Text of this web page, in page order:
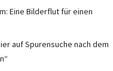
Eine Bilderflut für einen
auf Spurensuche nach dem